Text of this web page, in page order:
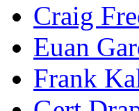
Craig
Euan
Frank